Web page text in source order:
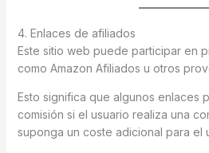
4. Enlaces de afiliados
Este sitio web puede participar en
como Amazon Afiliados u otros
Esto significa que algunos enlaces
comisión si el usuario realiza una
suponga un coste adicional para el